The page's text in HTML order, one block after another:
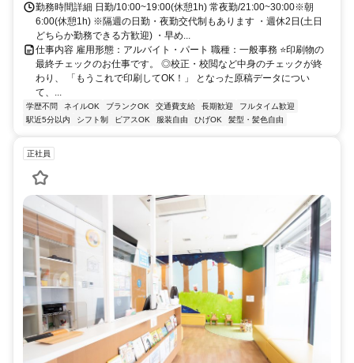
勤務時間詳細 日勤/10:00~19:00(休憩1h) 常夜勤/21:00~30:00※朝
6:00(休憩1h) ※隔週の日勤・夜勤交代制もあります ・週休2日(土日
どちらか勤務できる方歓迎) ・早め...
仕事内容 雇用形態：アルバイト・パート 職種：一般事務 ⭐印刷物の
最終チェックのお仕事です。 ◎校正・校閲など中身のチェックが終
わり、 「もうこれで印刷してOK！」 となった原稿データについ
て、...
学歴不問 ネイルOK ブランクOK 交通費支給 長期歓迎
フルタイム歓迎
駅近5分以内
シフト制 ピアスOK 服装自由 ひげOK 髪型・髪色自由
正社員